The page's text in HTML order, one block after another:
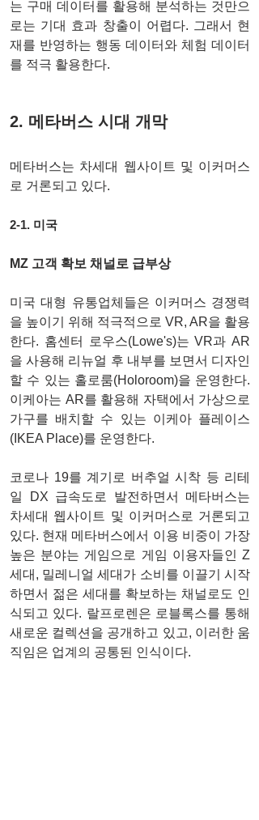
는 구매 데이터를 활용해 분석하는 것만으
로는 기대 효과 창출이 어렵다. 그래서 현
재를 반영하는 행동 데이터와 체험 데이터
를 적극 활용한다.
2. 메타버스 시대 개막
메타버스는 차세대 웹사이트 및 이커머스
로 거론되고 있다.
2-1. 미국
MZ 고객 확보 채널로 급부상
미국 대형 유통업체들은 이커머스 경쟁력
을 높이기 위해 적극적으로 VR, AR을 활용
한다. 홈센터 로우스(Lowe's)는 VR과 AR
을 사용해 리뉴얼 후 내부를 보면서 디자인
할 수 있는 홀로룸(Holoroom)을 운영한다.
이케아는 AR를 활용해 자택에서 가상으로
가구를 배치할 수 있는 이케아 플레이스
(IKEA Place)를 운영한다.
코로나 19를 계기로 버추얼 시착 등 리테
일 DX 급속도로 발전하면서 메타버스는
차세대 웹사이트 및 이커머스로 거론되고
있다. 현재 메타버스에서 이용 비중이 가장
높은 분야는 게임으로 게임 이용자들인 Z
세대, 밀레니얼 세대가 소비를 이끌기 시작
하면서 젊은 세대를 확보하는 채널로도 인
식되고 있다. 랄프로렌은 로블록스를 통해
새로운 컬렉션을 공개하고 있고, 이러한 움
직임은 업계의 공통된 인식이다.